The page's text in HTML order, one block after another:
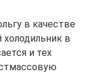
в качестве
в
и тех